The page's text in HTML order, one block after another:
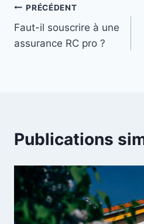
Navigation
de
PRÉCÉDENT
Faut-il souscrire à une
assurance RC pro ?
Publications